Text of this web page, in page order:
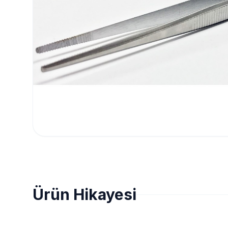
Ürün Hikayesi